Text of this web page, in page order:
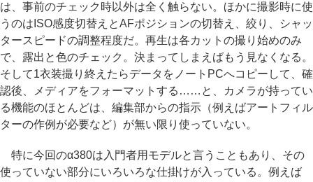
は、事前のチェック時以外は全く触らない。ほかに撮影時に使
うのはISO感度切替えとAFポジションの切替え、絞り、シャッ
タースピードの調整程度だ。再生は各カットの撮り始めのみ
で、露出と色のチェック。決まってしまえばもう見なくなる。
そして1衣装撮り終えたらデータをノートPCへコピーして、確
認後、メディアをフォーマットする……と、カメラが持ってい
る機能のほとんどは、編集部からの指示（例えばアートフィル
ターの作例が必要など）が無い限り使っていない。
特に今回のα380は入門者用モデルと言うこともあり、その
使っていない部分にいろいろな仕掛けが入っている。例えば